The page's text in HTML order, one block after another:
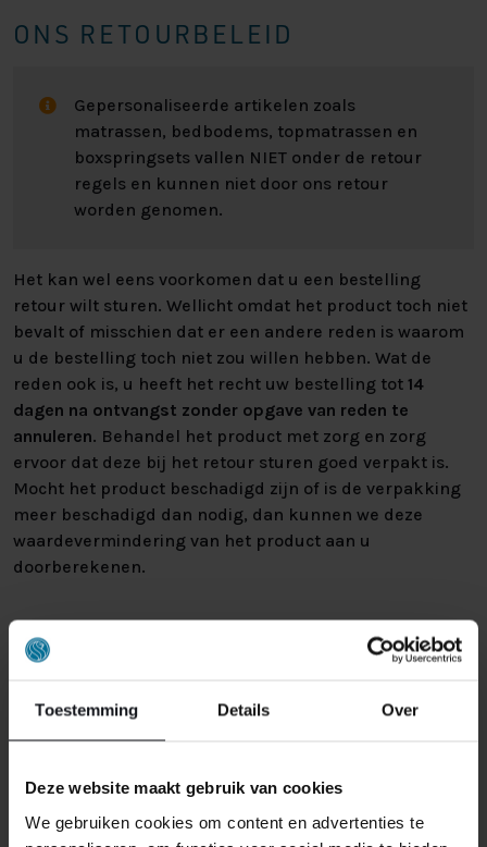
Toestemming Details Over
Deze website maakt gebruik van cookies
We gebruiken cookies om content en advertenties te
ONS RETOURBELEID
Gepersonaliseerde artikelen zoals
matrassen, bedbodems, topmatrassen en
boxspringsets vallen NIET onder de retour
regels en kunnen niet door ons retour
worden genomen.
Het kan wel eens voorkomen dat u een bestelling
retour wilt sturen. Wellicht omdat het product toch niet
bevalt of misschien dat er een andere reden is waarom
u de bestelling toch niet zou willen hebben. Wat de
reden ook is, u heeft het recht uw bestelling tot 14
dagen na ontvangst zonder opgave van reden te
annuleren. Behandel het product met zorg en zorg
ervoor dat deze bij het retour sturen goed verpakt is.
Mocht het product beschadigd zijn of is de verpakking
meer beschadigd dan nodig, dan kunnen we deze
waardevermindering van het product aan u
doorberekenen.